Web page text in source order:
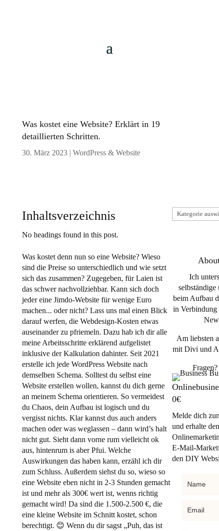
Was kostet eine Website? Erklärt in 19
detaillierten Schritten.
30. März 2023| WordPress & Website
Inhaltsverzeichnis
No headings found in this post.
Was kostet denn nun so eine Website? Wieso
sind die Preise so unterschiedlich und wie setzt
sich das zusammen? Zugegeben, für Laien ist
das schwer nachvollziehbar. Kann sich doch
jeder eine Jimdo-Website für wenige Euro
machen... oder nicht? Lass uns mal einen Blick
darauf werfen, die Webdesign-Kosten etwas
auseinander zu pfriemeln. Dazu hab ich dir alle
meine Arbeitsschritte erklärend aufgelistet
inklusive der Kalkulation dahinter. Seit 2021
erstelle ich jede WordPress Website nach
demselben Schema. Solltest du selbst eine
Website erstellen wollen, kannst du dich gerne
an meinem Schema orientieren. So vermeidest
du Chaos, dein Aufbau ist logisch und du
vergisst nichts. Klar kannst dus auch anders
machen oder was weglassen – dann wird’s halt
nicht gut. Sieht dann vorne rum vielleicht ok
aus, hintenrum is aber Pfui. Welche
Auswirkungen das haben kann, erzähl ich dir
zum Schluss. Außerdem siehst du so, wieso so
eine Website eben nicht in 2-3 Stunden gemacht
ist und mehr als 300€ wert ist, wenns richtig
gemacht wird! Da sind die 1.500-2.500 €, die
eine kleine Website im Schnitt kostet, schon
berechtigt. 😊 Wenn du dir sagst „Puh, das ist
Kategorien
Ich
beim Aufbau
in Verbindung
Am liebsten
mit Divi und
Fragen?
0€
Melde dich
und erhalte den
E-Mail-
den DIY